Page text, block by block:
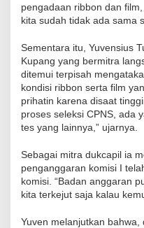
pengadaan ribbon dan
kita sudah tidak ada sama
Sementara itu, Yuvensius
Kupang yang bermitra
ditemui terpisah
kondisi ribbon serta film
prihatin karena disaat
proses seleksi CPNS, ada
tes yang lainnya,” ujarnya.
Sebagai mitra dukcapil ia
penganggaran komisi I
komisi. “Badan anggaran
kita terkejut saja kalau
Yuven melanjutkan